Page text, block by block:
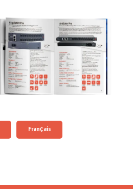
Français